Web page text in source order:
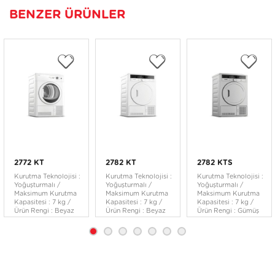
BENZER ÜRÜNLER
2772 KT
Kurutma Teknolojisi :
Yoğuşturmalı /
Maksimum Kurutma
Kapasitesi : 7 kg /
Ürün Rengi : Beyaz
2782 KT
Kurutma Teknolojisi :
Yoğuşturmalı /
Maksimum Kurutma
Kapasitesi : 7 kg /
Ürün Rengi : Beyaz
2782 KTS
Kurutma Teknolojisi :
Yoğuşturmalı /
Maksimum Kurutma
Kapasitesi : 7 kg /
Ürün Rengi : Gümüş